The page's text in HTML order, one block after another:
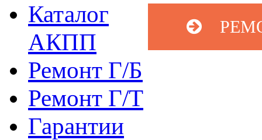
Каталог
АКПП
Ремонт Г/Б
Ремонт Г/Т
Гарантии